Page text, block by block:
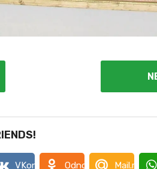
VKontakte OdnoklassnikiMail.ru